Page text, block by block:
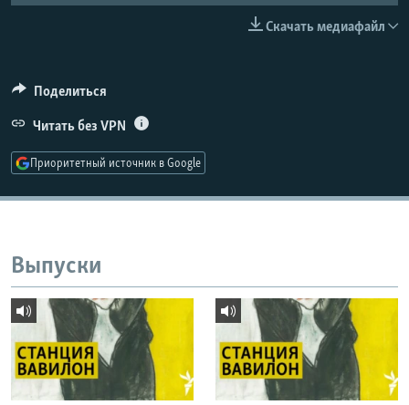
СОЦИАЛЬНЫЕ СЕТИ
Скачать медиафайл
Поделиться
Читать без VPN
Приоритетный источник в Google
Выпуски